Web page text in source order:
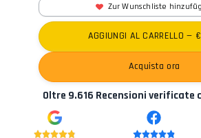
Zur Wunschliste
AGGIUNGI AL CARRELLO — €
Acquista ora
Oltre 9.616 Recensioni verificate